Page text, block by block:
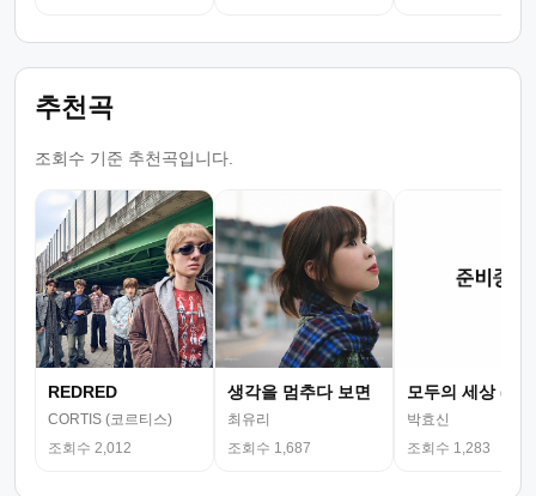
추천곡
조회수 기준 추천곡입니다.
REDRED
CORTIS (코르티스)
조회수 2,012
생각을 멈추다 보면
최유리
조회수 1,687
모두의 세상 (뮤
박효신
조회수 1,283